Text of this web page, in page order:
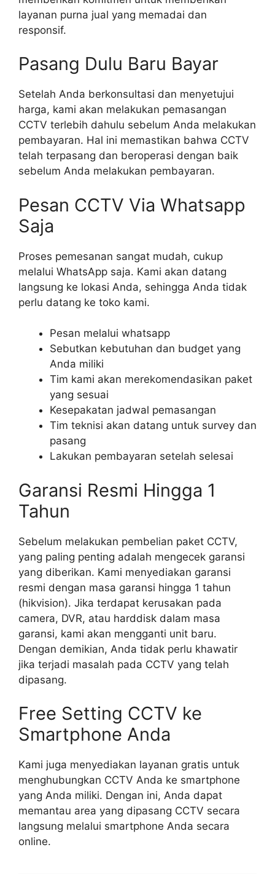
layanan purna jual yang memadai dan
responsif.
Pasang Dulu Baru Bayar
Setelah Anda berkonsultasi dan menyetujui
harga, kami akan melakukan pemasangan
CCTV terlebih dahulu sebelum Anda melakukan
pembayaran. Hal ini memastikan bahwa CCTV
telah terpasang dan beroperasi dengan baik
sebelum Anda melakukan pembayaran.
Pesan CCTV Via Whatsapp
Saja
Proses pemesanan sangat mudah, cukup
melalui WhatsApp saja. Kami akan datang
langsung ke lokasi Anda, sehingga Anda tidak
perlu datang ke toko kami.
Pesan melalui whatsapp
Sebutkan kebutuhan dan budget yang
Anda miliki
Tim kami akan merekomendasikan paket
yang sesuai
Kesepakatan jadwal pemasangan
Tim teknisi akan datang untuk survey dan
pasang
Lakukan pembayaran setelah selesai
Garansi Resmi Hingga 1
Tahun
Sebelum melakukan pembelian paket CCTV,
yang paling penting adalah mengecek garansi
yang diberikan. Kami menyediakan garansi
resmi dengan masa garansi hingga 1 tahun
(hikvision). Jika terdapat kerusakan pada
camera, DVR, atau harddisk dalam masa
garansi, kami akan mengganti unit baru.
Dengan demikian, Anda tidak perlu khawatir
jika terjadi masalah pada CCTV yang telah
dipasang.
Free Setting CCTV ke
Smartphone Anda
Kami juga menyediakan layanan gratis untuk
menghubungkan CCTV Anda ke smartphone
yang Anda miliki. Dengan ini, Anda dapat
memantau area yang dipasang CCTV secara
langsung melalui smartphone Anda secara
online.